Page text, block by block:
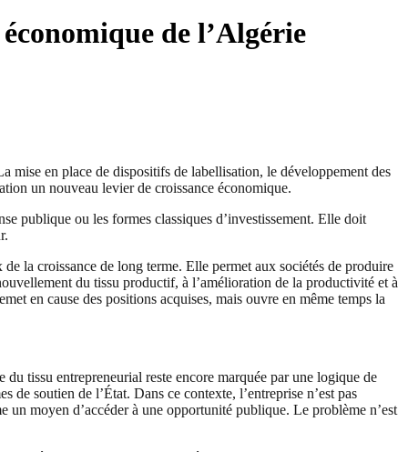
de l’Algérie
mise en place de dispositifs de labellisation, le développement des
un nouveau levier de croissance économique.
publique ou les formes classiques d’investissement. Elle doit
la croissance de long terme. Elle permet aux sociétés de produire
du tissu productif, à l’amélioration de la productivité et à
en cause des positions acquises, mais ouvre en même temps la
tissu entrepreneurial reste encore marquée par une logique de
soutien de l’État. Dans ce contexte, l’entreprise n’est pas
moyen d’accéder à une opportunité publique. Le problème n’est